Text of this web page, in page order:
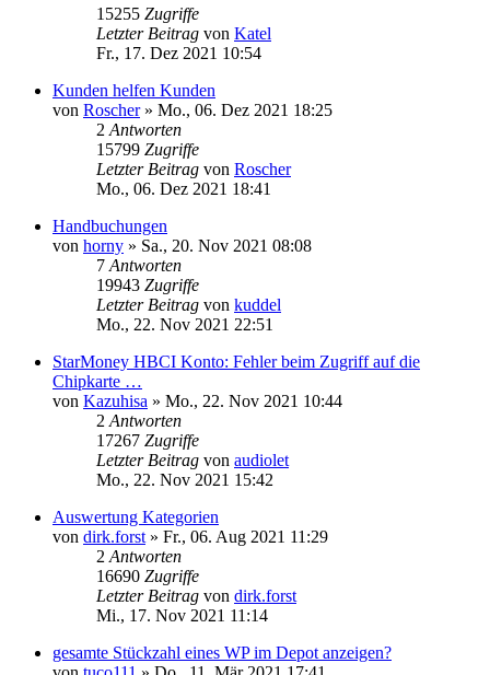
15255 Zugriffe
Letzter Beitrag von Katel
Fr., 17. Dez 2021 10:54
Kunden helfen Kunden
von Roscher» Mo., 06. Dez 2021 18:25
2 Antworten
15799 Zugriffe
Letzter Beitrag von Roscher
Mo., 06. Dez 2021 18:41
Handbuchungen
von horny » Sa., 20. Nov 2021 08:08
7 Antworten
19943 Zugriffe
Letzter Beitrag von kuddel
Mo., 22. Nov 2021 22:51
StarMoney HBCI Konto: Fehler beim Zugriff auf die
Chipkarte …
von Kazuhisa » Mo., 22. Nov 2021 10:44
2 Antworten
17267 Zugriffe
Letzter Beitrag von audiolet
Mo., 22. Nov 2021 15:42
Auswertung Kategorien
von dirk.forst » Fr., 06. Aug 2021 11:29
2 Antworten
16690 Zugriffe
Letzter Beitrag von dirk.forst
Mi., 17. Nov 2021 11:14
gesamte Stückzahl eines WP im Depot anzeigen?